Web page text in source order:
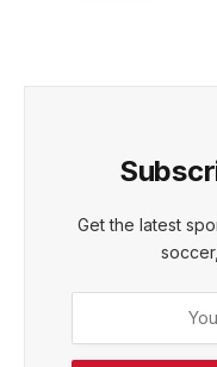
Get the latest